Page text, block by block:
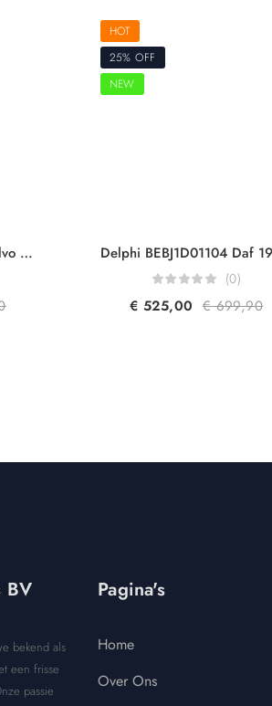
Delphi BEBE4D34001 Volvo Trucks & Volvo Penta 20847327 20530081 23115915 3801403 For D12 D12D 465HP Engine EUI Diesel Injector Euro 5
HOT
25% OFF
NEW
(0)
€ 525,00 €699,90
BV
bekend als
een frisse
passie
Pagina's
Home
Over Ons